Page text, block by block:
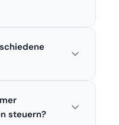
der Helligkeit
Gleiten mit den
Dimmen,
Lichteffekte.
steuern?